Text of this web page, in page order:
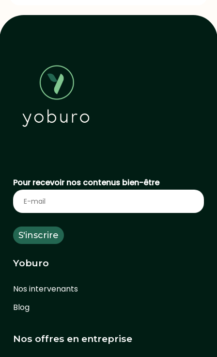
Pour recevoir nos contenus bien-être
Yoburo
Nos intervenants
Blog
Nos offres en entreprise